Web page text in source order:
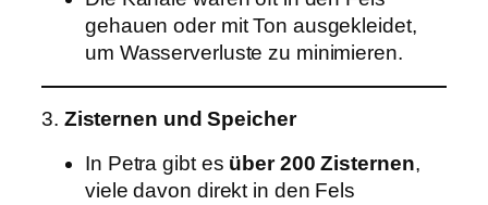
gehauen oder mit Ton ausgekleidet,
um Wasserverluste zu minimieren.
3. Zisternen und Speicher
In Petra gibt es über 200 Zisternen,
viele davon direkt in den Fels